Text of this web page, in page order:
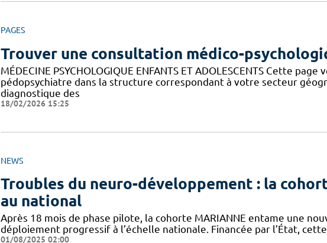
PAGES
Trouver une consultation médico-
MÉDECINE PSYCHOLOGIQUE ENFANTS ET ADOLESCENTS Cette
pédopsychiatre dans la structure correspondant à votre secteur
diagnostique des
18/02/2026 15:25
NEWS
Troubles du neuro-développement : la
au national
Après 18 mois de phase pilote, la cohorte MARIANNE entame une
déploiement progressif à l’échelle nationale. Financée par l’État,
01/08/2025 02:00